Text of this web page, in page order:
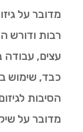
מדובר על
רבות ודורש
עצים, עבודה
כבד, שימוש
הסיבות
מדובר על